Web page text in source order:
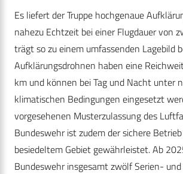
Es liefert der Truppe hochgenaue
nahezu Echtzeit bei einer Flugdauer von
trägt so zu einem umfassenden Lagebild
Aufklärungsdrohnen haben eine
km und können bei Tag und Nacht unter
klimatischen Bedingungen eingesetzt
vorgesehenen Musterzulassung des
Bundeswehr ist zudem der sichere
besiedeltem Gebiet gewährleistet. Ab
Bundeswehr insgesamt zwölf Serien-